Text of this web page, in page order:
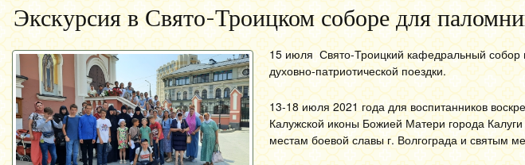
Экскурсия в Свято-Троицком соборе для
15 июля Свято-Троицкий кафедральный собор
духовно-патриотической поездки.
13-18 июля 2021 года для воспитанников
Калужской иконы Божией Матери города
местам боевой славы г. Волгограда и святым